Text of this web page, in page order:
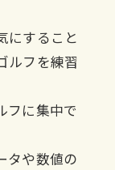
にすること
ルフを練習
フに集中で
タや数値の